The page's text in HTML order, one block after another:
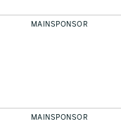
MAINSPONSOR
MAINSPONSOR